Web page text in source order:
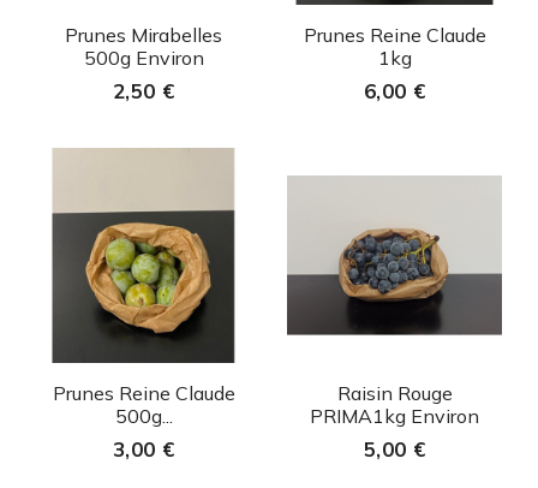
Aperçu rapide
Prunes Mirabelles
500g Environ
2,50 €
Aperçu rapide
Prunes Reine Claude
1kg
6,00 €
Aperçu rapide
Prunes Reine Claude
500g...
3,00 €
Aperçu rapide
Raisin Rouge
PRIMA1kg Environ
5,00 €